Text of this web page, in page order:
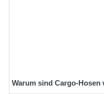
Warum sind Cargo-Hosen